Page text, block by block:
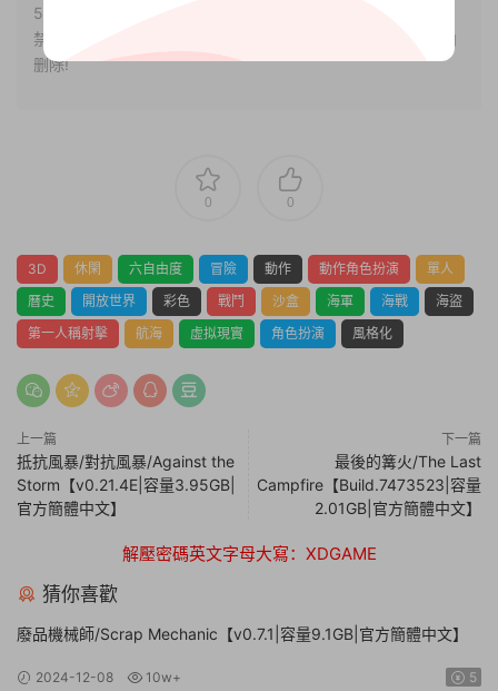
5.本站提供的所有資源僅供參考學習使用，版權歸原著所有，
禁止下載本站資源參與任何商業和非法行爲，請于24小時之内
删除!
0 0
3D 休閑 六自由度 冒險 動作 動作角色扮演
單人
曆史
開放世界 彩色 戰鬥 沙盒 海軍 海戰
海盜
第一人稱射擊
航海 虛拟現實 角色扮演 風格化
上一篇
抵抗風暴/對抗風暴/Against the
Storm【v0.21.4E|容量3.95GB|
官方簡體中文】
下一篇
最後的篝火/The Last
Campfire【Build.7473523|容量
2.01GB|官方簡體中文】
解壓密碼英文字母大寫：XDGAME
猜你喜歡
廢品機械師/Scrap Mechanic【v0.7.1|容量9.1GB|官方簡體中文】
2024-12-08 10w+ 5